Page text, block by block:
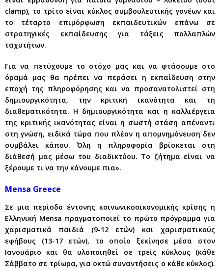
clamp), το τρίτο είναι κύκλος συμβουλευτικής γονέων και
το τέταρτο επιμόρφωση εκπαιδευτικών επάνω σε
στρατηγικές εκπαίδευσης για τάξεις πολλαπλών
ταχυτήτων.
Για να πετύχουμε το στόχο μας και να φτάσουμε στο
όραμά μας θα πρέπει να περάσει η εκπαίδευση στην
εποχή της πληροφόρησης και να προσανατολιστεί στη
δημιουργικότητα, την κριτική ικανότητα και τη
διαθεματικότητα. Η δημιουργικότητα και η καλλιέργεια
της κριτικής ικανότητας είναι η σωστή στάση απέναντι
στη γνώση, ειδικά τώρα που πλέον η απομνημόνευση δεν
συμβάλει κάπου. Όλη η πληροφορία βρίσκεται στη
διάθεσή μας μέσω του διαδικτύου. Το ζήτημα είναι να
ξέρουμε τι να την κάνουμε πια».
Mensa Greece
Σε μια περίοδο έντονης κοινωνικοοικονομικής κρίσης η
Ελληνική Mensa πραγματοποιεί το πρώτο πρόγραμμα για
χαρισματικά παιδιά (9-12 ετών) και χαρισματικούς
εφήβους (13-17 ετών), το οποίο ξεκίνησε μέσα στον
Ιανουάριο και θα υλοποιηθεί σε τρείς κύκλους (κάθε
Σάββατο σε τρίωρα, για οκτώ συναντήσεις ο κάθε κύκλος).